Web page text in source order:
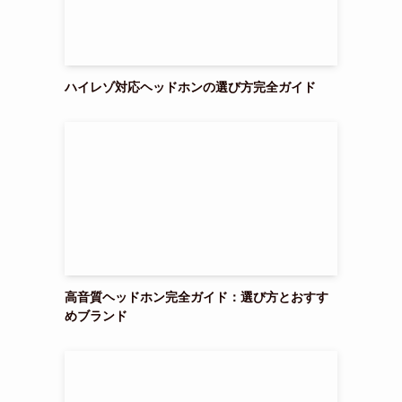
ハイレゾ対応ヘッドホンの選び方完全ガイド
高音質ヘッドホン完全ガイド：選び方とおすす
めブランド